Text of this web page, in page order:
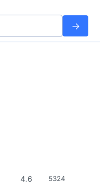
5324
4.6